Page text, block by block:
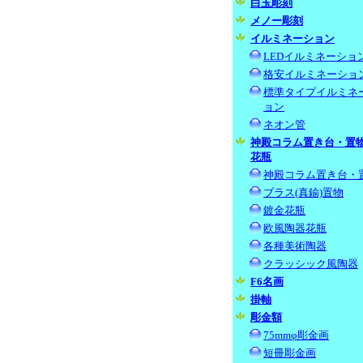
白玉彫刻
メノー彫刻
イルミネーション
LEDイルミネーショ
格安イルミネーショ
標準タイプイルミネ
ョン
ネオン管
神殿コラム置き台・置
花瓶
神殿コラム置き台・
ブラス(真鍮)置物
鍍金花瓶
欧風陶器花瓶
各種美術陶器
クラッシック風陶器
F6名画
掛軸
彫金額
75mmφ彫金画
短冊彫金画